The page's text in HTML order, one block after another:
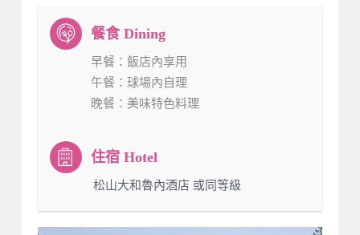
早餐 ：飯店內享用
午餐 ：球場內自理
晚餐 ：美味特色料理
：松山大和魯內酒店 或同等級